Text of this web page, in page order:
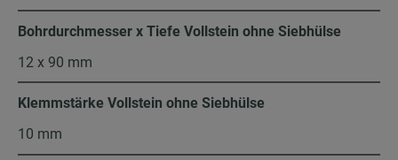
Bohrdurchmesser x Tiefe Vollstein ohne Siebhülse
12 x 90 mm
Klemmstärke Vollstein ohne Siebhülse
10 mm